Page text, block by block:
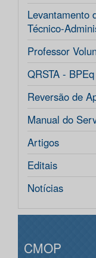
Levantamento
Técnico-
Professor
QRSTA - BPEq
Reversão de
Manual do
Artigos
Editais
Notícias
CMOP